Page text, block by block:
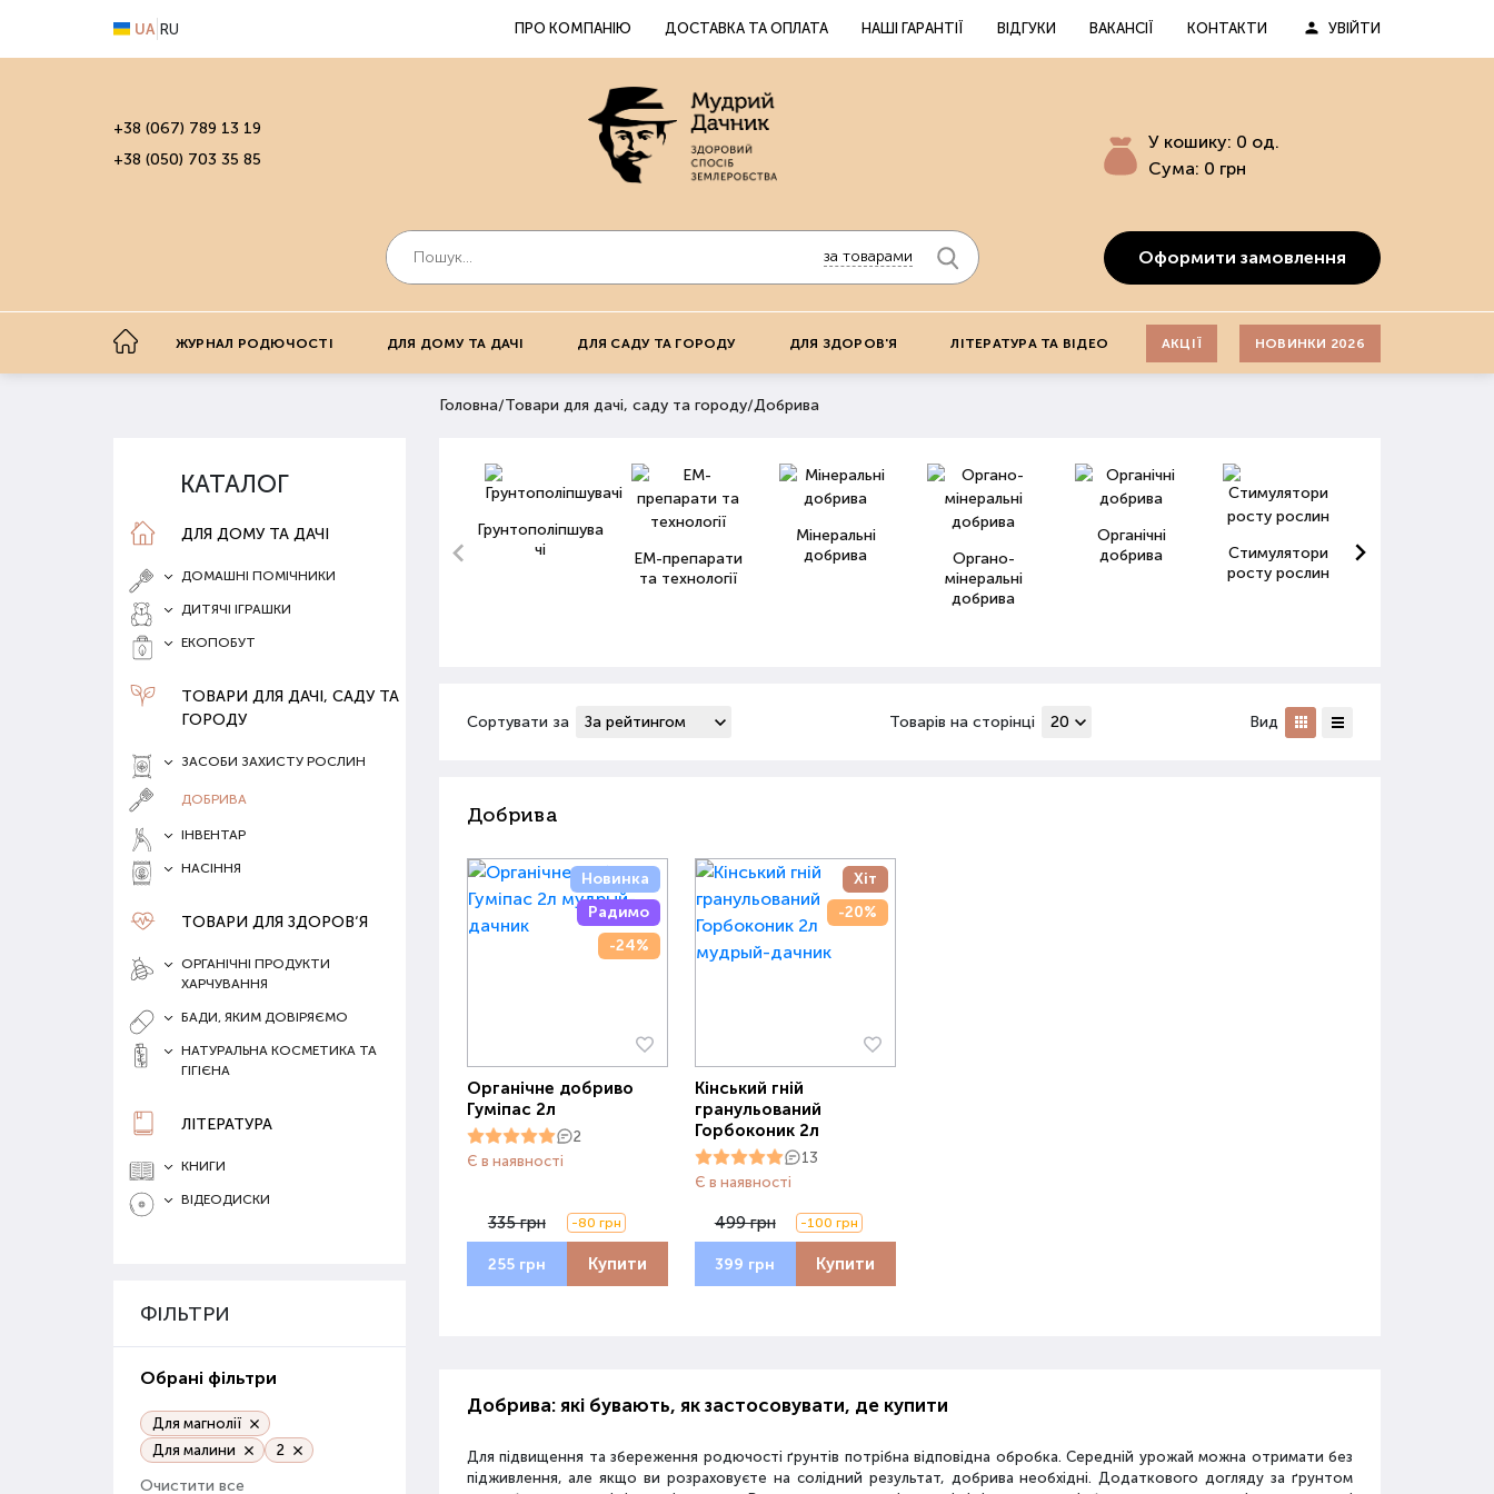
UA RU ПРО КОМПАНІЮ ДОСТАВКА ТА ОПЛАТА НАШІ ГАРАНТІЇ ВІДГУКИ ВАКАНСІЇ КОНТАКТИ УВІЙТИ
+38 (067) 789 13 19
+38 (050) 703 35 85
за товарами
У кошику: 0 од.
Сума: 0 грн
Оформити замовлення
ЖУРНАЛ РОДЮЧОСТІ ДЛЯ ДОМУ ТА ДАЧІ ДЛЯ САДУ ТА ГОРОДУ ДЛЯ ЗДОРОВ'Я ЛІТЕРАТУРА ТА ВІДЕО АКЦІЇ НОВИНКИ 2026
КАТАЛОГ
ДЛЯ ДОМУ ТА ДАЧІ
ДОМАШНІ ПОМІЧНИКИ
ДИТЯЧІ ІГРАШКИ
ЕКОПОБУТ
ТОВАРИ ДЛЯ ДАЧІ, САДУ ТА
ГОРОДУ
ЗАСОБИ ЗАХИСТУ РОСЛИН
ДОБРИВА
ІНВЕНТАР
НАСІННЯ
ТОВАРИ ДЛЯ ЗДОРОВ‘Я
ОРГАНІЧНІ ПРОДУКТИ
ХАРЧУВАННЯ
БАДИ, ЯКИМ ДОВІРЯЄМО
НАТУРАЛЬНА КОСМЕТИКА ТА
ГІГІЄНА
ЛІТЕРАТУРА
КНИГИ
ВІДЕОДИСКИ
ФІЛЬТРИ
Обрані фільтри
Для магнолії
Для малини
2
Очистити все
Головна/Товари для дачі, саду та городу/Добрива
Грунтополіпшува
чі
ЕМ-препарати
та технології
Мінеральні
добрива
Органо-
мінеральні
добрива
Органічні
добрива
Стимулятори
росту рослин
Сортувати за Товарів на сторінці Вид
Добрива
Новинка
Радимо
-24%
Органічне добриво
Гуміпас 2л
2
Є в наявності
335 грн -80 грн
255 грн Купити
Хіт
-20%
Кінський гній
гранульований
Горбоконик 2л
13
Є в наявності
499 грн -100 грн
399 грн Купити
Добрива: які бувають, як застосовувати, де купити
Для підвищення та збереження родючості ґрунтів потрібна відповідна обробка. Середній урожай можна отримати без
підживлення, але якщо ви розраховуєте на солідний результат, добрива необхідні. Додаткового догляду за ґрунтом